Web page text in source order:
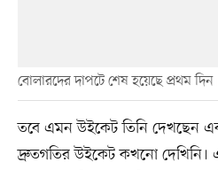
বোলারদের দাপটে শেষ হয়েছে প্রথম দিন
তবে এমন উইকেট তিনি দেখছেন
দ্রুতগতির উইকেট কখনো দেখিনি।